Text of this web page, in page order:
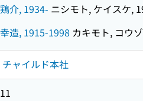
介, 1934- ニシモト, ケイスケ,
造, 1915-1998 カキモト, コウ
チャイルド本社